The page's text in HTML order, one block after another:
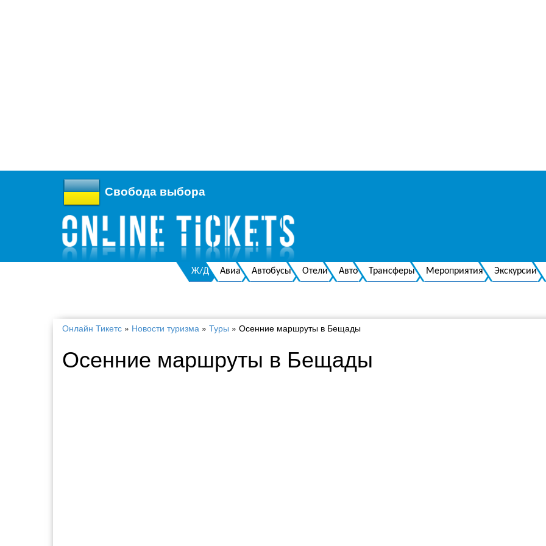
Свобода выбора
Ж/Д Авиа Автобусы Отели Авто Трансферы Мероприятия Экскурсии
Онлайн Тикетс » Новости туризма » Туры » Осенние маршруты в Бещады
Осенние маршруты в Бещады